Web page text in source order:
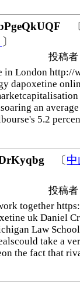
〕
投稿
in London http://
dapoxetine
an
5.2
〔
投稿
together
uk Daniel
Law
take a
the fact that